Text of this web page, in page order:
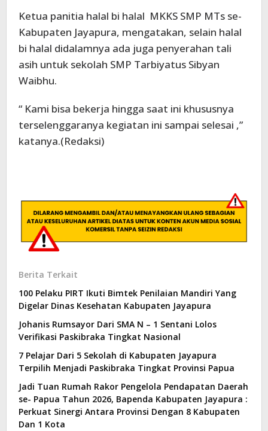
Ketua panitia halal bi halal MKKS SMP MTs se-
Kabupaten Jayapura, mengatakan, selain halal
bi halal didalamnya ada juga penyerahan tali
asih untuk sekolah SMP Tarbiyatus Sibyan
Waibhu.
“ Kami bisa bekerja hingga saat ini khususnya
terselenggaranya kegiatan ini sampai selesai ,”
katanya.(Redaksi)
Berita Terkait
100 Pelaku PIRT Ikuti Bimtek Penilaian Mandiri Yang
Digelar Dinas Kesehatan Kabupaten Jayapura
Johanis Rumsayor Dari SMA N – 1 Sentani Lolos
Verifikasi Paskibraka Tingkat Nasional
7 Pelajar Dari 5 Sekolah di Kabupaten Jayapura
Terpilih Menjadi Paskibraka Tingkat Provinsi Papua
Jadi Tuan Rumah Rakor Pengelola Pendapatan Daerah
se- Papua Tahun 2026, Bapenda Kabupaten Jayapura :
Perkuat Sinergi Antara Provinsi Dengan 8 Kabupaten
Dan 1 Kota